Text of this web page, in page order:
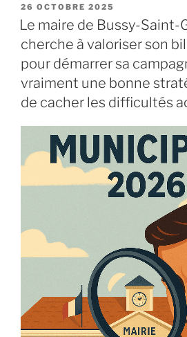
PUBLIÉ
LE
26 OCTOBRE 2025
Le maire de Bussy-Saint-
cherche à valoriser son
pour démarrer sa
vraiment une bonne
de cacher les difficultés